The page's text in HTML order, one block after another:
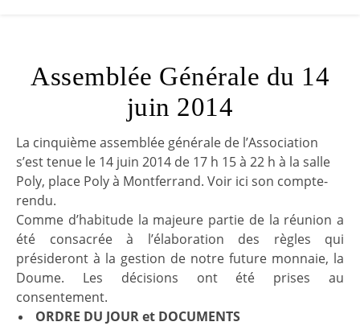
Assemblée Générale du 14
juin 2014
La cinquième assemblée générale de l’Association
s’est tenue le 14 juin 2014 de 17 h 15 à 22 h à la salle
Poly, place Poly à Montferrand. Voir ici son compte-
rendu.
Comme d’habitude la majeure partie de la réunion a
été consacrée à l’élaboration des règles qui
présideront à la gestion de notre future monnaie, la
Doume. Les décisions ont été prises au
consentement.
ORDRE DU JOUR et DOCUMENTS